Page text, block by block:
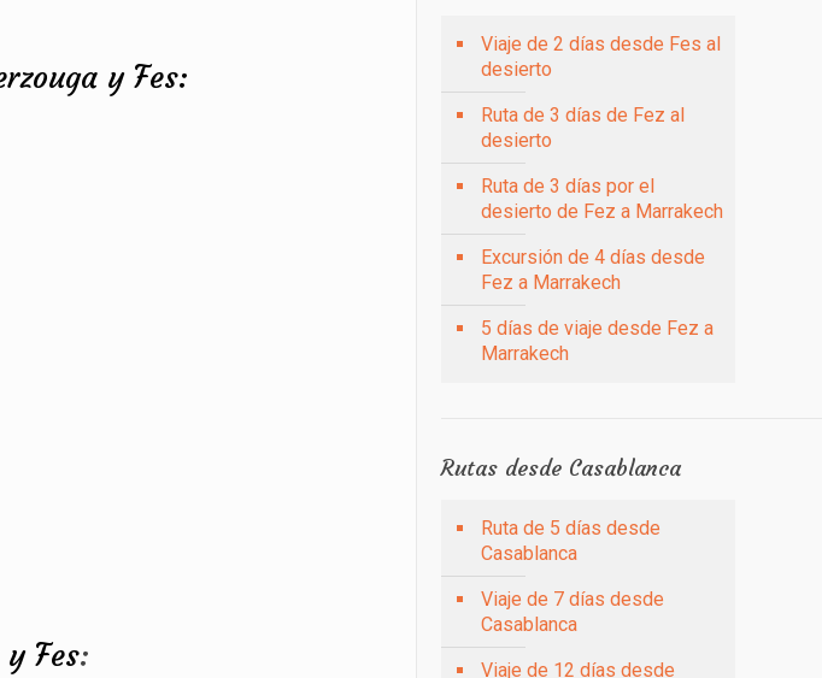
y Fes:
Fes:
Viaje de 2 días desde Fes al
desierto
Ruta de 3 días de Fez al
desierto
Ruta de 3 días por el
desierto de Fez a Marrakech
Excursión de 4 días desde
Fez a Marrakech
5 días de viaje desde Fez a
Marrakech
Rutas desde Casablanca
Ruta de 5 días desde
Casablanca
Viaje de 7 días desde
Casablanca
Viaje de 12 días desde